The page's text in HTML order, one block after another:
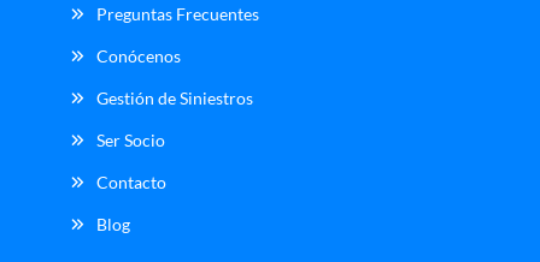
Preguntas Frecuentes
Conócenos
Gestión de Siniestros
Ser Socio
Contacto
Blog